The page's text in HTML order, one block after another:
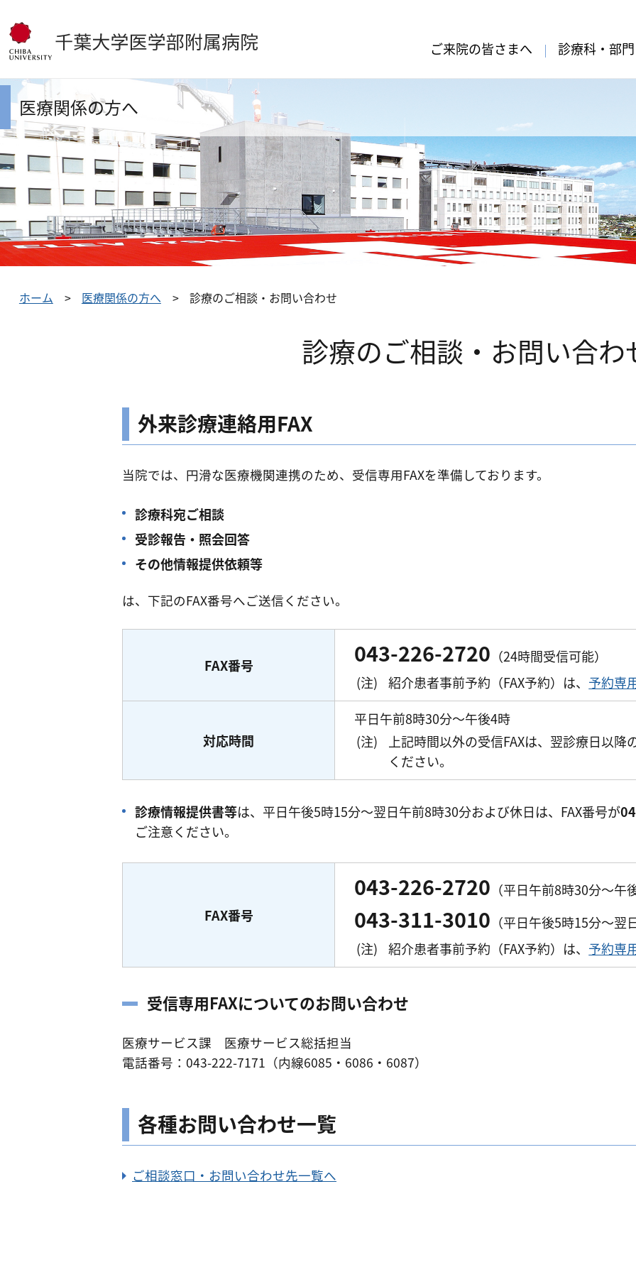
ご来院の皆さまへ 診療科・部門
医療関係の方へ
ホーム 医療関係の方へ 診療のご相談・お問い合わせ
診療のご相談・お問い合わ
外来診療連絡用FAX
当院では、円滑な医療機関連携のため、受信専用FAXを準備しております。
診療科宛ご相談
受診報告・照会回答
その他情報提供依頼等
は、下記のFAX番号へご送信ください。
FAX番号 043-226-2720 （24時間受信可能）
(注)
紹介患者事前予約（FAX予約）は、 予約専
対応時間
平日午前8時30分～午後4時
(注)
上記時間以外の受信FAXは、翌診療日以
ください。
診療情報提供書等は、平日午後5時15分～翌日午前8時30分および休日は、FAX番号が
ご注意ください。
FAX番号
043-226-2720 （平日午前8時30分～午
043-311-3010 （平日午後5時15分～
(注)
紹介患者事前予約（FAX予約）は、 予約専
受信専用FAXについてのお問い合わせ
医療サービス課 医療サービス総括担当
電話番号：043-222-7171（内線6085・6086・6087）
各種お問い合わせ一覧
ご相談窓口・お問い合わせ先一覧へ